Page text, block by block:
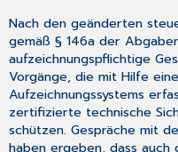
TI-
Komponenten
4.2.2
TI-
ePA
2.0
Nach den geänderten
gemäß § 146a der
aufzeichnungspflichtige
Vorgänge, die mit Hilfe
Aufzeichnungssystems
zertifizierte technische
schützen. Gespräche mit
haben ergeben, dass auch